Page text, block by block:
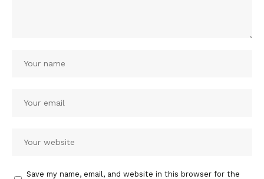
Save my name, email, and website in this browser for the